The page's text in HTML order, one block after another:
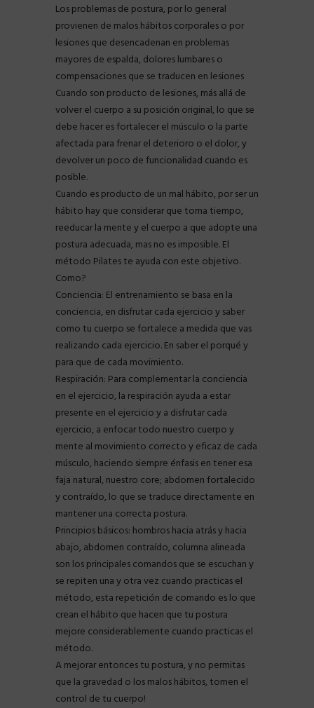
Los problemas de postura, por lo general
provienen de malos hábitos corporales o por
lesiones que desencadenan en problemas
mayores de espalda, dolores lumbares o
compensaciones que se traducen en lesiones
Cuando son producto de lesiones, más allá de
volver el cuerpo a su posición original, lo que se
debe hacer es fortalecer el músculo o la parte
afectada para frenar el deterioro o el dolor, y
devolver un poco de funcionalidad cuando es
posible.
Cuando es producto de un mal hábito, por ser un
hábito hay que considerar que toma tiempo,
reeducar la mente y el cuerpo a que adopte una
postura adecuada, mas no es imposible. El
método Pilates te ayuda con este objetivo.
Como?
Conciencia: El entrenamiento se basa en la
conciencia, en disfrutar cada ejercicio y saber
como tu cuerpo se fortalece a medida que vas
realizando cada ejercicio. En saber el porqué y
para que de cada movimiento.
Respiración: Para complementar la conciencia
en el ejercicio, la respiración ayuda a estar
presente en el ejercicio y a disfrutar cada
ejercicio, a enfocar todo nuestro cuerpo y
mente al movimiento correcto y eficaz de cada
músculo, haciendo siempre énfasis en tener esa
faja natural, nuestro core; abdomen fortalecido
y contraído, lo que se traduce directamente en
mantener una correcta postura.
Principios básicos: hombros hacia atrás y hacia
abajo, abdomen contraído, columna alineada
son los principales comandos que se escuchan y
se repiten una y otra vez cuando practicas el
método, esta repetición de comando es lo que
crean el hábito que hacen que tu postura
mejore considerablemente cuando practicas el
método.
A mejorar entonces tu postura, y no permitas
que la gravedad o los malos hábitos, tomen el
control de tu cuerpo!